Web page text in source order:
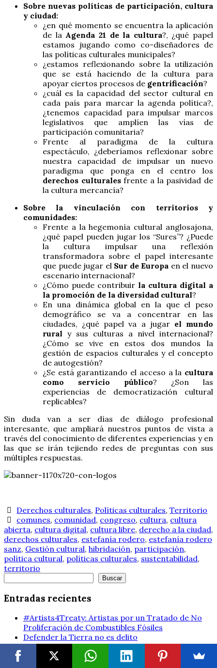
Sobre nuevas políticas de participación, cultura
y ciudad:
¿en qué momento se encuentra la aplicación
de la Agenda 21 de la cultura?, ¿qué papel
estamos jugando como co-diseñadores de
las políticas culturales municipales?
¿estamos reflexionando sobre la utilización
que se está haciendo de la cultura para
apoyar ciertos procesos de gentrificación?
¿cuál es la capacidad del sector cultural en
cada país para marcar la agenda política?,
¿tenemos capacidad para impulsar marcos
legislativos que amplíen las vías de
participación comunitaria?
Frente al paradigma de la cultura
espectáculo, ¿deberíamos reflexionar sobre
nuestra capacidad de impulsar un nuevo
paradigma que ponga en el centro los
derechos culturalesfrente a la pasividad de
la cultura mercancía?
Sobre la vinculación con territorios y
comunidades:
Frente a la hegemonía cultural anglosajona,
¿qué papel pueden jugar los “Sures”? ¿Puede
la cultura impulsar una reflexión
transformadora sobre el papel interesante
que puede jugar el Sur de Europa en el nuevo
escenario internacional?
¿Cómo puede contribuir la cultura digital a
la promoción de la diversidad cultural?
En una dinámica global en la que el peso
demográfico se va a concentrar en las
ciudades, ¿qué papel va a jugar el mundo
rural y sus culturas a nivel internacional?
¿Cómo se vive en estos dos mundos la
gestión de espacios culturales y el concepto
de autogestión?
¿Se está garantizando el acceso a la cultura
como servicio público? ¿Son las
experiencias de democratización cultural
replicables?
Sin duda van a ser días de diálogo profesional
interesante, que ampliará nuestros puntos de vista a
través del conocimiento de diferentes experiencias y en
las que se irán tejiendo redes de preguntas con sus
múltiples respuestas.
Derechos culturales, Políticas culturales,Territorio
comunes, comunidad, congreso, cultura, cultura
abierta, cultura digital, cultura libre, derecho a la ciudad,
derechos culturales, estefanía rodero, estefanía rodero
sanz, Gestión cultural, hibridación, participación,
política cultural, políticas culturales, sustentabilidad,
territorio
Buscar
Entradas recientes
#Artists4Treaty: Artistas por un Tratado de No
Proliferación de Combustibles Fósiles
Defender la Tierra no es delito
Aportación al Informe Conservación de la
Naturaleza y Derechos Culturales, Relatora de